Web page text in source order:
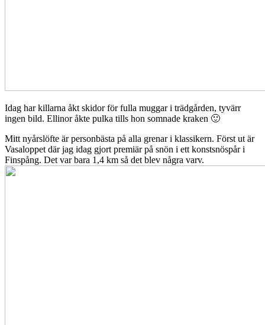
Idag har killarna åkt skidor för fulla muggar i trädgården, tyvärr
ingen bild. Ellinor åkte pulka tills hon somnade kraken 🙂
Mitt nyårslöfte är personbästa på alla grenar i klassikern. Först ut är
Vasaloppet där jag idag gjort premiär på snön i ett konstsnöspår i
Finspång. Det var bara 1,4 km så det blev några varv.